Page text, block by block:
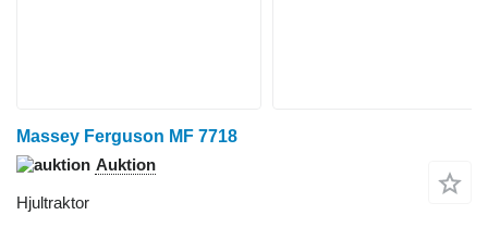
Massey Ferguson MF 7718
Auktion
Hjultraktor